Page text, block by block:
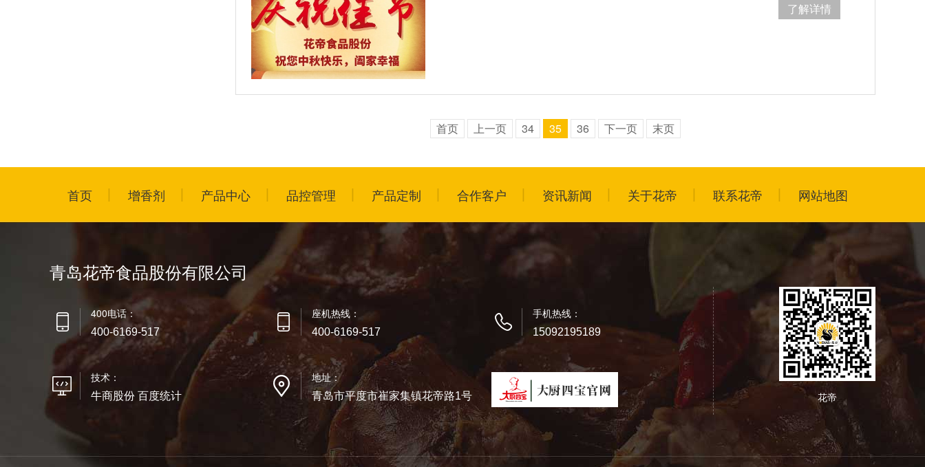
了解详情
首页 上一页 34 35 36 下一页 末页
首页 增香剂 产品中心 品控管理 产品定制 合作客户 资讯新闻 关于花帝 联系花帝 网站地图
青岛花帝食品股份有限公司
400电话：
400-6169-517
座机热线：
400-6169-517
手机热线：
15092195189
技术：
牛商股份 百度统计
地址：
青岛市平度市崔家集镇花帝路1号 花帝